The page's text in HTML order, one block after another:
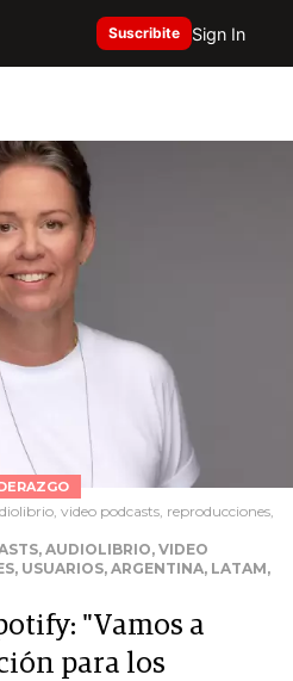
Suscribite Sign In
video podcasts, reproducciones,
AUDIOLIBRIO, VIDEO
USUARIOS, ARGENTINA, LATAM,
"Vamos a
para los